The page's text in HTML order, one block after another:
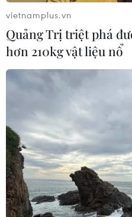
Bà Rịa-Vũng Tàu:
vietnamplus.vn
Quảng Trị triệt phá
hơn 210kg vật liệu nổ